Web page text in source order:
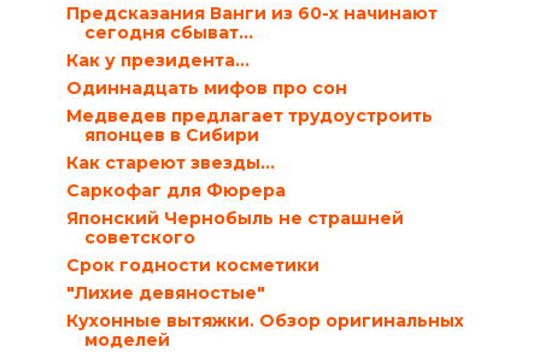
Предсказания Ванги из 60-х начинают
сегодня сбыват...
Как у президента…
Одиннадцать мифов про сон
Медведев предлагает трудоустроить
японцев в Сибири
Как стареют звезды…
Саркофаг для Фюрера
Японский Чернобыль не страшней
советского
Срок годности косметики
"Лихие девяностые"
Кухонные вытяжки. Обзор оригинальных
моделей